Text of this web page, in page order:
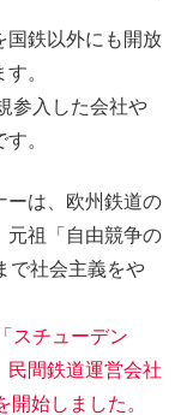
国鉄以外にも開放
。
参入した会社や
。
ーは、欧州鉄道の
元祖「自由競争の
で社会主義をや
スチューデン
民間鉄道運営会社
開始しました。